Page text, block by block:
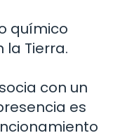
químico
la Tierra.
con un
es